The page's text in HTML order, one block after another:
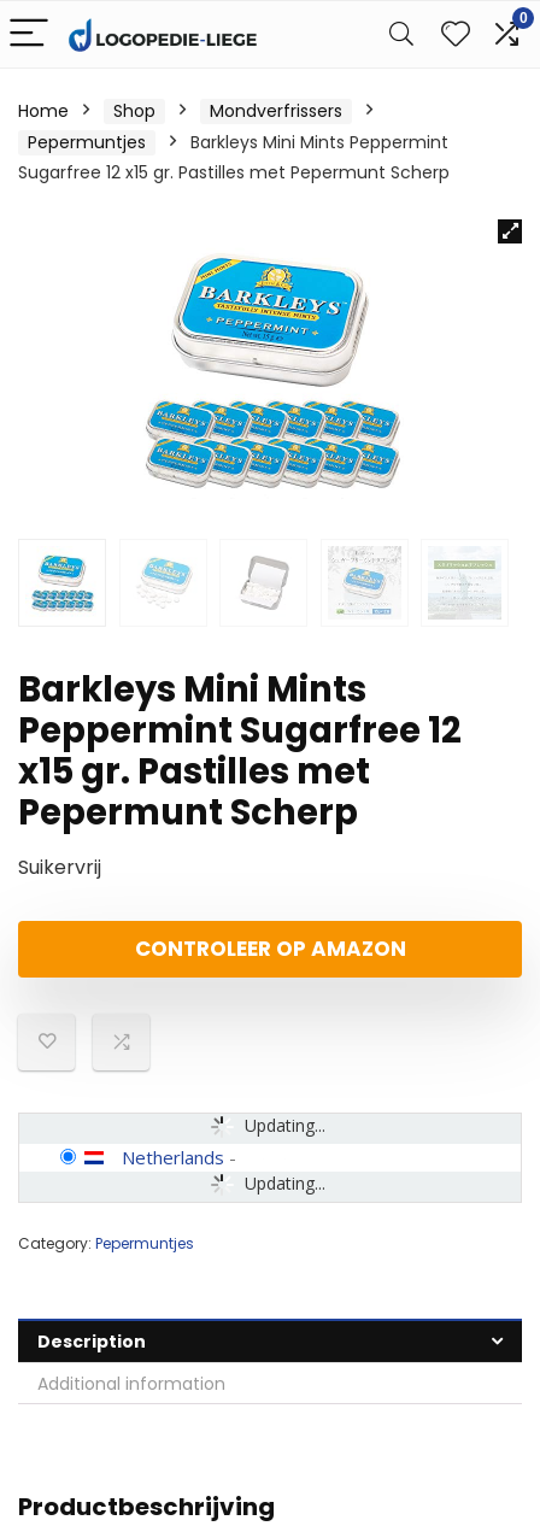
0
Home Shop
Mondverfrissers
Pepermuntjes
Barkleys Mini Mints Peppermint
Sugarfree 12 x15 gr. Pastilles met Pepermunt Scherp
Barkleys Mini Mints
Peppermint Sugarfree 12
x15 gr. Pastilles met
Pepermunt Scherp
Suikervrij
CONTROLEER OP AMAZON
Updating...
Updating...
Netherlands -
Category: Pepermuntjes
Description
Additional information
Productbeschrijving